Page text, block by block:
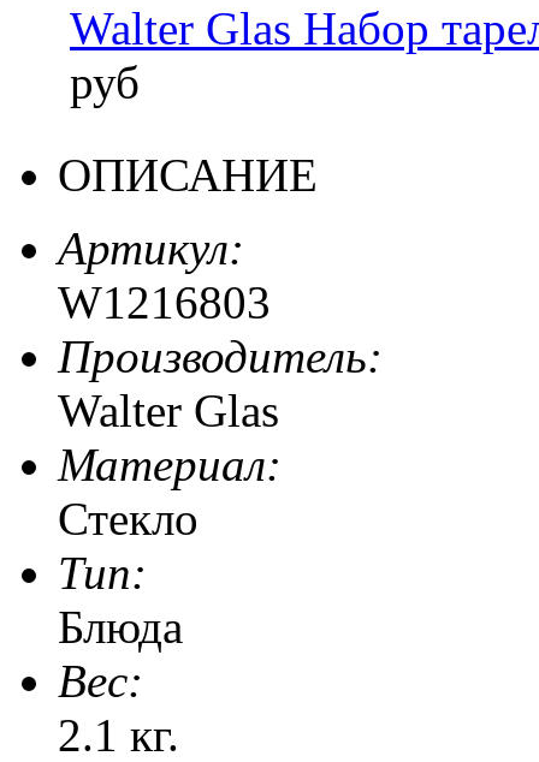
Walter Glas Набор
руб
ОПИСАНИЕ
Артикул:
W1216803
Производитель:
Walter Glas
Материал:
Стекло
Тип:
Блюда
Веc:
2.1 кг.